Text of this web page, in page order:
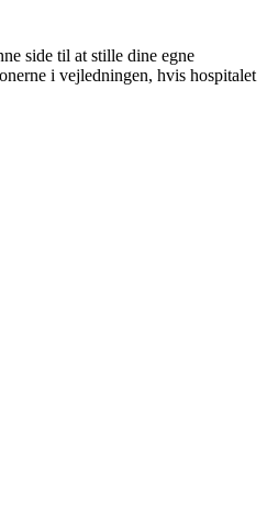
side til at stille dine egne
i vejledningen, hvis hospitalet